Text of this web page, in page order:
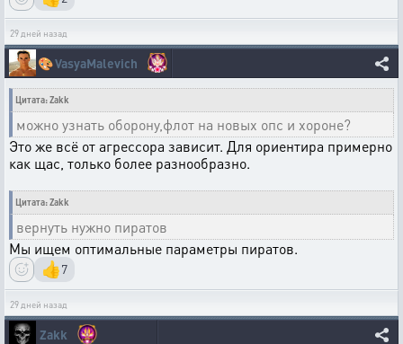
29 дней назад
🎨VasyaMalevich
Цитата: Zakk
можно узнать оборону,флот на новых опс и хороне?
Это же всё от агрессора зависит. Для ориентира примерно
как щас, только более разнообразно.
Цитата: Zakk
вернуть нужно пиратов
Мы ищем оптимальные параметры пиратов.
👍7
29 дней назад
Zakk